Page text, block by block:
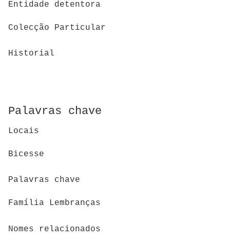
Entidade detentora
Colecção Particular
Historial
Palavras chave
Locais
Bicesse
Palavras chave
Família Lembranças
Nomes relacionados